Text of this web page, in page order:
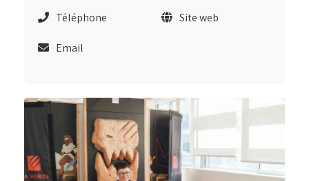
Téléphone Site web
Email